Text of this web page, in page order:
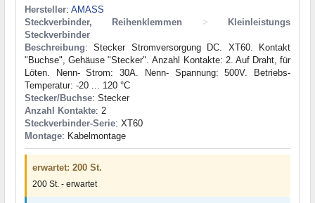
Hersteller: AMASS
Steckverbinder, Reihenklemmen
>
Kleinleistungs
Steckverbinder
Beschreibung: Stecker Stromversorgung DC. XT60. Kontakt
"Buchse", Gehäuse "Stecker". Anzahl Kontakte: 2. Auf Draht, für
Löten. Nenn- Strom: 30A. Nenn- Spannung: 500V. Betriebs-
Temperatur: -20 ... 120 °C
Stecker/Buchse: Stecker
Anzahl Kontakte: 2
Steckverbinder-Serie: XT60
Montage: Kabelmontage
erwartet: 200 St.
200 St. - erwartet